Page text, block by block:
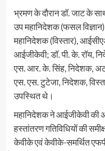
भ्रमण के दौरान डॉ. जाट के
उप महानिदेशक (फसल
महानिदेशक (विस्तार),
आईजीकेवी; डॉ. पी. के. रॉय,
एस. आर. के. सिंह, निदेशक,
एस. एस. टुटेजा, निदेशक,
उपस्थित थे।
महानिदेशक ने आईजीकेवी की
हस्तांतरण गतिविधियों की
केवीके एवं केवीके-समर्थित